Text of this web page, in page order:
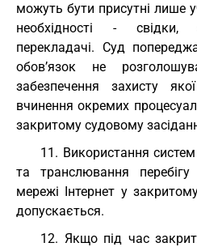
можуть бути присутні лише
необхідності - свідки,
перекладачі. Суд
обов’язок не
забезпечення захисту
вчинення окремих
закритому судовому
11. Використання
та транслювання
мережі Інтернет у
допускається.
12. Якщо під час